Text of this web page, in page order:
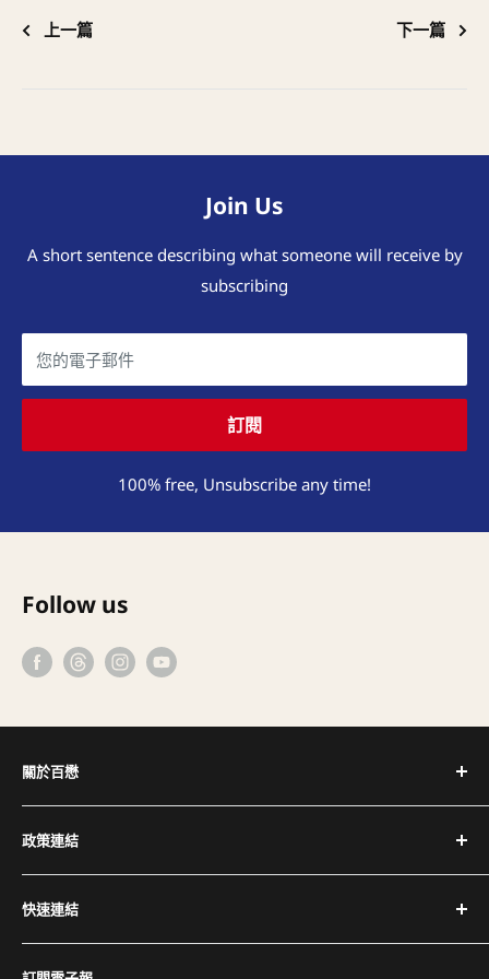
上一篇 下一篇
Join Us
A short sentence describing what someone will receive by
subscribing
您的電子郵件
訂閱
100% free, Unsubscribe any time!
Follow us
關於百懋
深耕台灣咖啡產業 30+ 年，代理全球頂尖咖啡設備品牌，
提供完整設備與專業維修服務。
電話：(02) 2504-1425
Email：service@cojaft.com.tw
政策連結
隱私權政策
退換貨與退款政策
運送政策
快速連結
關於百懋